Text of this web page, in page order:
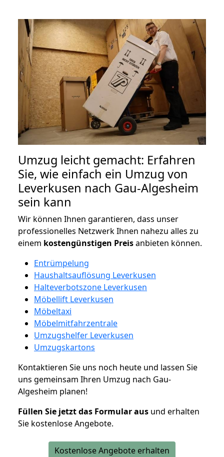
Umzug leicht gemacht: Erfahren
Sie, wie einfach ein Umzug von
Leverkusen nach Gau-Algesheim
sein kann
Wir können Ihnen garantieren, dass unser
professionelles Netzwerk Ihnen nahezu alles zu
einem kostengünstigen Preisanbieten können.
Entrümpelung
Haushaltsauflösung Leverkusen
Halteverbotszone Leverkusen
Möbellift Leverkusen
Möbeltaxi
Möbelmitfahrzentrale
Umzugshelfer Leverkusen
Umzugskartons
Kontaktieren Sie uns noch heute und lassen Sie
uns gemeinsam Ihren Umzug nach Gau-
Algesheim planen!
Füllen Sie jetzt das Formular aus und erhalten
Sie kostenlose Angebote.
Kostenlose Angebote erhalten